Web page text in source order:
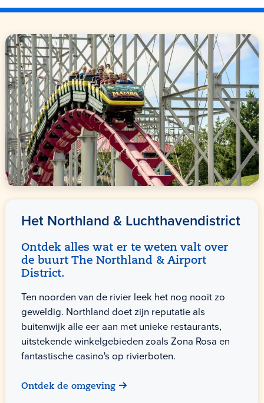
Het Northland & Luchthavendistrict
Ontdek alles wat er te weten valt over
de buurt The Northland & Airport
District.
Ten noorden van de rivier leek het nog nooit zo
geweldig. Northland doet zijn reputatie als
buitenwijk alle eer aan met unieke restaurants,
uitstekende winkelgebieden zoals Zona Rosa en
fantastische casino's op rivierboten.
Ontdek de omgeving